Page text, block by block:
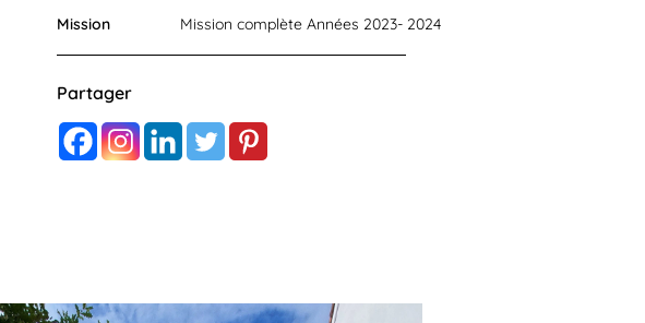
Mission
Mission complète Années 2023- 2024
Partager